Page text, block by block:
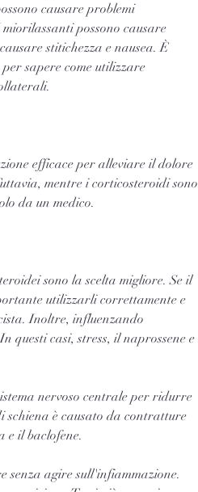
causare problemi
possono causare
stitichezza e nausea. È
sapere come utilizzare
efficace per alleviare il dolore
mentre i corticosteroidi sono
da un medico.
sono la scelta migliore. Se il
utilizzarli correttamente e
Inoltre, influenzando
questi casi, stress, il naprossene e
nervoso centrale per ridurre
schiena è causato da contratture
e il baclofene.
senza agire sull'infiammazione.